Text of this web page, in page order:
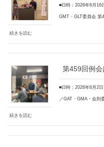
■日時：2026年6月16
GMT・GLT委員会 第
続きを読む
第459回例会
■日時：2026年6月2
／GAT・GMA・会則
続きを読む